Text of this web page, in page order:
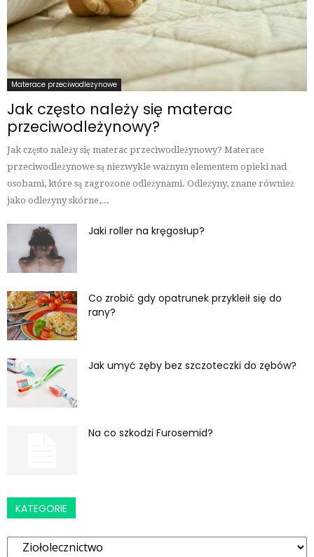
Materace przeciwodleżynowe
Jak często należy się materac
przeciwodleżynowy?
Jak często należy się materac przeciwodleżynowy? Materace
przeciwodleżynowe są niezwykle ważnym elementem opieki nad
osobami, które są zagrożone odleżynami. Odleżyny, znane również
jako odleżyny skórne,...
Jaki roller na kręgosłup?
Co zrobić gdy opatrunek przykleił się do
rany?
Jak umyć zęby bez szczoteczki do zębów?
Na co szkodzi Furosemid?
KATEGORIE
Kategorie